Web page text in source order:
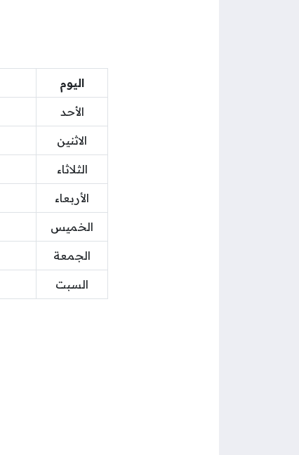
اليوم
الأحد
الاثنين
الثلاثاء
الأربعاء
الخميس
الجمعة
السبت